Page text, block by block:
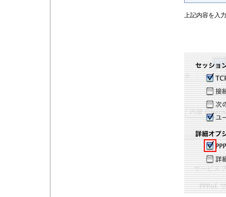
上記内容を入